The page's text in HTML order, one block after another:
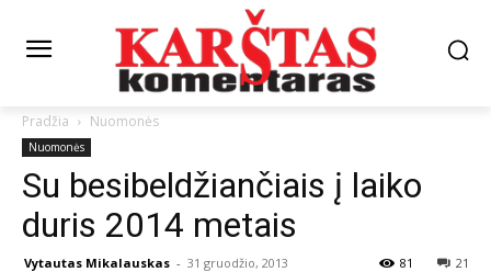
Pradžia Nuomonės
Nuomonės
Su besibeldžiančiais į laiko
duris 2014 metais
Vytautas Mikalauskas - 31 gruodžio, 2013 21
81